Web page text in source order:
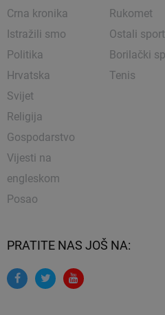
Crna kronika
Istražili smo
Politika
Hrvatska
Svijet
Religija
Gospodarstvo
Vijesti na
engleskom
Posao
Rukomet
Ostali
Borilački
Tenis
PRATITE NAS JOŠ NA: